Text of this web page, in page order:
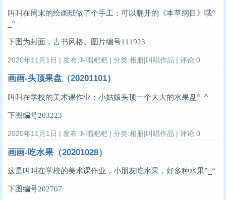
叫叫在周末的绘画班做了个手工：可以翻开的《本草纲目》哦^
_^
下图为封面，古书风格。 图片编号111923
2020年11月1日 | 发布:叫唱粑粑 | 分类:相册|叫唱作品 | 评论:0
画画-头顶果盘（20201101）
叫叫在学校的美术课作业：小姑娘头顶一个大大的水果盘^_^
下图编号203223
2020年11月1日 | 发布:叫唱粑粑 | 分类:相册|叫唱作品 | 评论:0
画画-吃水果（20201028）
这是叫叫在学校的美术课作业，小朋友吃水果，好多种水果^_^
下图编号202707